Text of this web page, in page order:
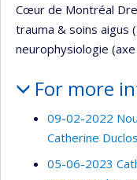
Cœur de Montréal
trauma & soins aigus
neurophysiologie
For more
09-02-2022
Catherine Duclos
05-06-2023